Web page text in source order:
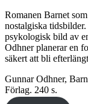
Romanen Barnet
nostalgiska
psykologisk bild av
Odhner planerar en
säkert att bli
Gunnar Odhner,
Förlag. 240 s.